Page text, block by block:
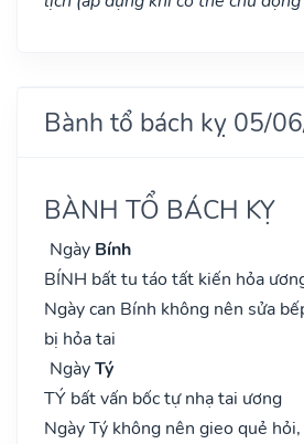
Bành tổ bách kỵ 05/
BÀNH TỔ BÁCH KỴ
Ngày Bính
BÍNH bất tu táo tất kiến hỏa
Ngày can Bính không nên sửa
bị hỏa tai
NgàyTý
TÝ bất vấn bốc tự nhạ tai ương
Ngày Tý không nên gieo quẻ